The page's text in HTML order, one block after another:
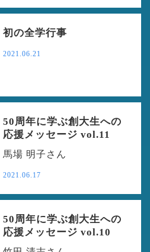
初の全学行事
2021.06.21
50周年に学ぶ創大生への
応援メッセージ vol.11
馬場 明子さん
2021.06.17
50周年に学ぶ創大生への
応援メッセージ vol.10